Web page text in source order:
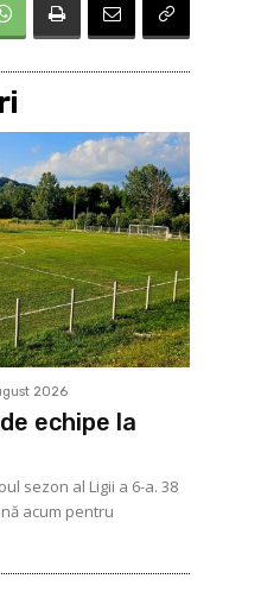
2026
echipe la
sezon al Ligii a 6-a. 38
acum pentru